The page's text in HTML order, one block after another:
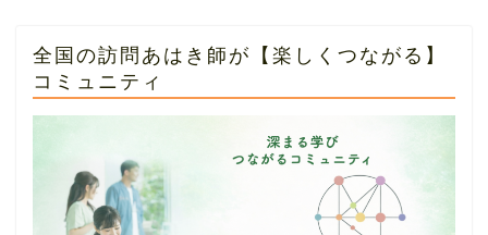
全国の訪問あはき師が【楽しくつながる】
コミュニティ